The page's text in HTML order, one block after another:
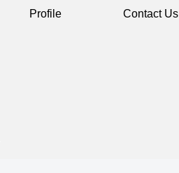
Profile Contact Us